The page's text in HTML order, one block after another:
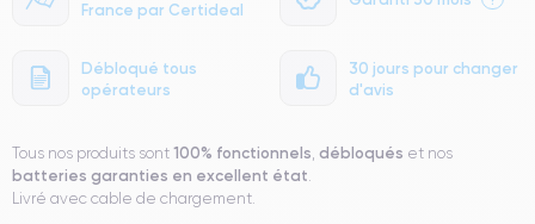
France par Certideal
Débloqué tous
opérateurs
30 jours pour changer
d'avis
Tous nos produits sont 100% fonctionnels, débloqués et nos
batteries garanties en excellent état.
Livré avec cable de chargement.